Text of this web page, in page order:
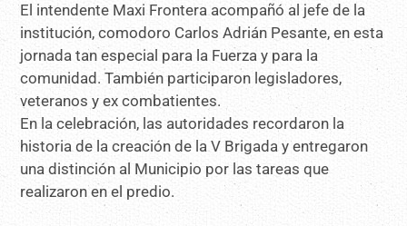
El intendente Maxi Frontera acompañó al jefe de la
institución, comodoro Carlos Adrián Pesante, en esta
jornada tan especial para la Fuerza y para la
comunidad. También participaron legisladores,
veteranos y ex combatientes.
En la celebración, las autoridades recordaron la
historia de la creación de la V Brigada y entregaron
una distinción al Municipio por las tareas que
realizaron en el predio.